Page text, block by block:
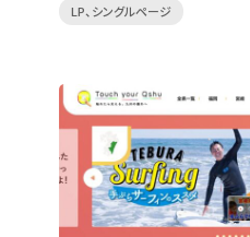
LP、シングルページ